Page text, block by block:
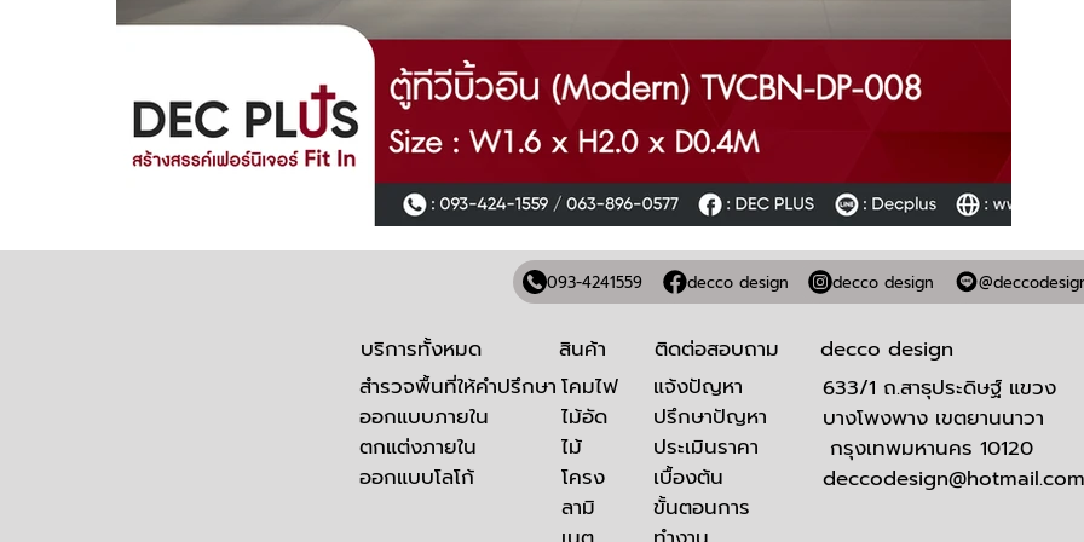
093-4241559 decco design decco design
บริการทั้งหมด
สำรวจพื้นที่ให้คำปรึกษา
ออกแบบภายใน
ตกแต่งภายใน
ออกแบบโลโก้
สินค้า
โคมไฟ
ไม้อัด
ไม้
โครง
ลามิ
ติดต่อสอบถาม
​แจ้งปัญหา
ปรึกษาปัญหา
ประเมินราคา
เบื้องต้น
ขั้นตอนการ
decco design
633/1 ถ.สาธุประดิษฐ์ แขวง
บางโพงพาง เขตยานนาวา
กรุงเทพมหานคร 10120